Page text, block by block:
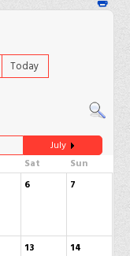
Today
July
Sat
Sun
6 7
13 14